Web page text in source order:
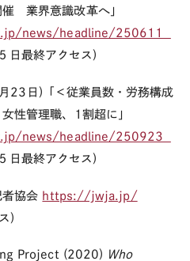
催 業界意識改革へ」
news/headline/250611_
日最終アクセス )
23 日 ) 「＜従業員数・労務構成
性管理職、
1 割超に」
news/headline/250923_
日最終アクセス )
協会 https://jwja.jp/
)
Project (2020)
Who